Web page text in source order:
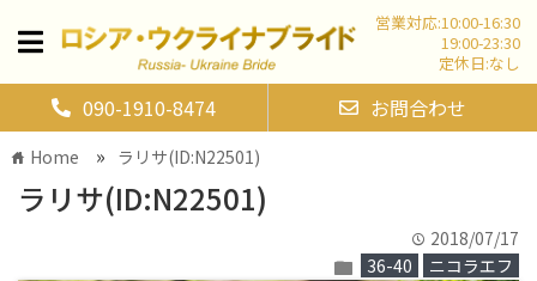
営業対応:10:00-16:30
19:00-23:30
定休日:なし
090-1910-8474 お問合わせ
home Home » ラリサ(ID:N22501)
ラリサ(ID:N22501)
time 2018/07/17
folder 36-40 ニコラエフ